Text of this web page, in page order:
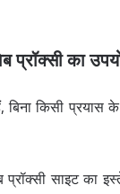
प्रॉक्सी का
किसी प्रयास
साइट का